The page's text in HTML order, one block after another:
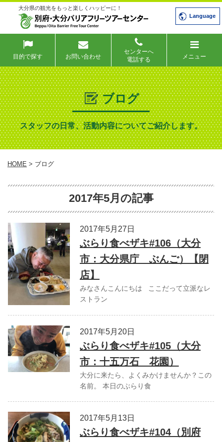
大分県の観光をもっと楽しくハッピーに！
Language
目的で探す お問い合わせ
センターへ
電話する
メニュー
ブログ
スタッフの日常、活動内容についてご紹介します。
HOME > ブログ
2017年5月の記事
2017年5月27日
ぶらり食べザキ#106（大分
市：大分県庁 ぶんご）【閉
店】
みなさんこんにちは ここだって立派なレ
ストラン
2017年5月20日
ぶらり食べザキ#105（大分
市：十五万石 花園）
大分に来たら、よくみかけませんか？この
名前。 本日のぶらり食
2017年5月13日
ぶらり食べザキ#104（別府